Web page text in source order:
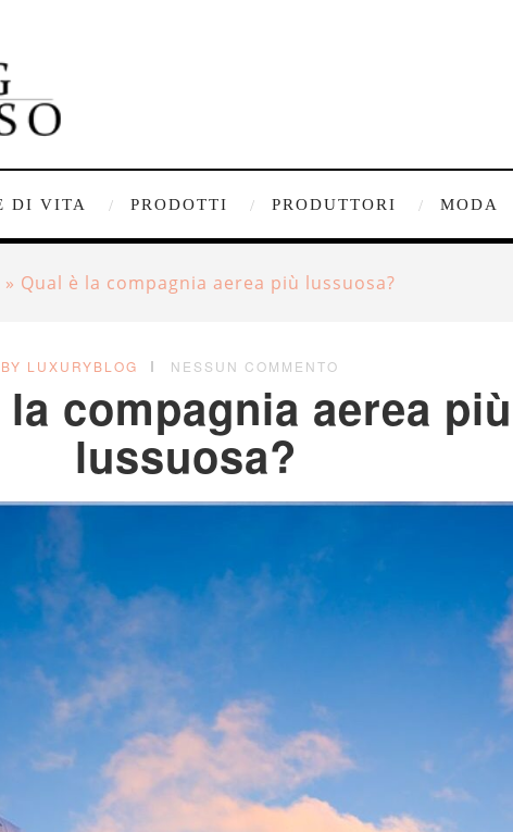
DI VITA PRODOTTI PRODUTTORI MODA
» Qual è la compagnia aerea più lussuosa?
BY LUXURYBLOG NESSUN COMMENTO
compagnia aerea più
lussuosa?